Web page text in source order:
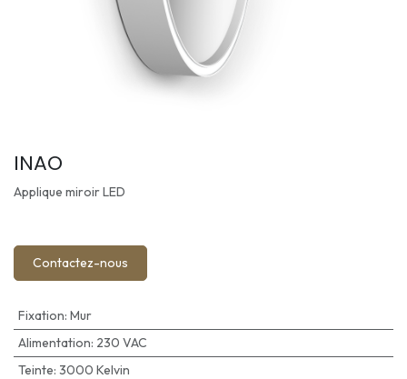
INAO
Applique miroir LED
Contactez-nous
Fixation: Mur
Alimentation: 230 VAC
Teinte: 3000 Kelvin